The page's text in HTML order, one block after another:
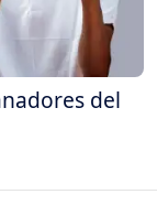
del